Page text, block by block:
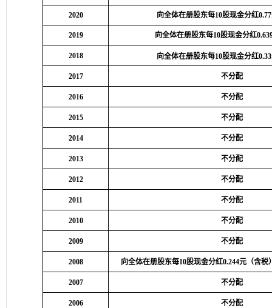
2020 向全体在册股东每10股现金分红
2019 向全体在册股东每10股现金分红
2018 向全体在册股东每10股现金分红
2017 不分配
2016 不分配
2015 不分配
2014 不分配
2013 不分配
2012 不分配
2011 不分配
2010 不分配
2009 不分配
2008 向全体在册股东每10股现金分红0.244元（含税
2007 不分配
2006 不分配